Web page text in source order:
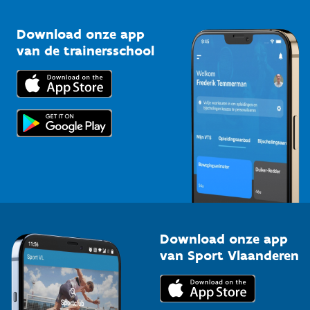
Bedrijven
Trainers en begeleiders
Topsporters
Kennisplatform
Downloads
Voor de pers
Download onze app
van de trainersschool
Download onze app
van Sport Vlaanderen